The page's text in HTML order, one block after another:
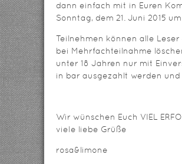
dann einfach mit in Euren
Sonntag, dem 21. Juni 2015
Teilnehmen können alle
bei Mehrfachteilnahme
unter 18 Jahren nur mit
in bar ausgezahlt werden
Wir wünschen Euch VIEL
viele liebe Grüße
rosa&limone